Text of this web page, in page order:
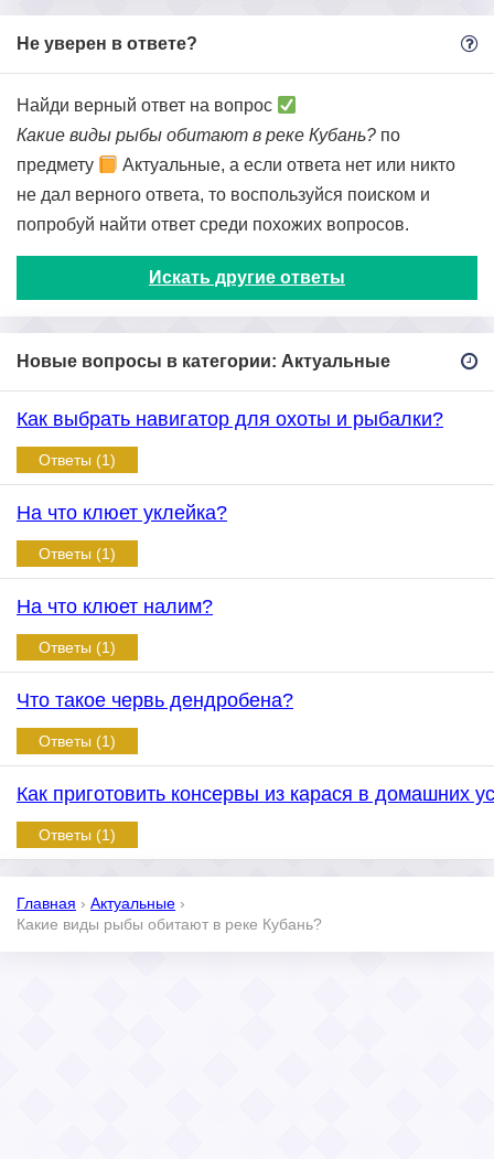
Не уверен в ответе?
Найди верный ответ на вопрос
Какие виды рыбы обитают в реке Кубань? по
предмету
Актуальные, а если ответа нет или никто
не дал верного ответа, то воспользуйся поиском и
попробуй найти ответ среди похожих вопросов.
Искать другие ответы
Новые вопросы в категории: Актуальные
Как выбрать навигатор для охоты и рыбалки?
Ответы (1)
На что клюет уклейка?
Ответы (1)
На что клюет налим?
Ответы (1)
Что такое червь дендробена?
Ответы (1)
Как приготовить консервы из карася в домашних
Ответы (1)
Главная › Актуальные ›
Какие виды рыбы обитают в реке Кубань?